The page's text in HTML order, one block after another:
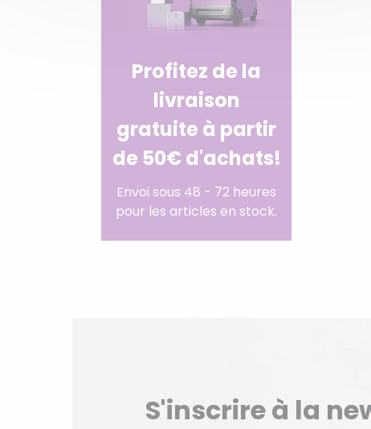
Profitez de la
livraison
gratuite à partir
de 50€ d'achats!
Envoi sous 48 - 72 heures
pour les articles en stock.
S'inscrire à la